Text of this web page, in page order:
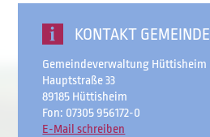
KONTAKT GEMEINDE
Gemeindeverwaltung Hüttisheim
Hauptstraße 33
89185 Hüttisheim
Fon: 07305 956172-0
E-Mail schreiben